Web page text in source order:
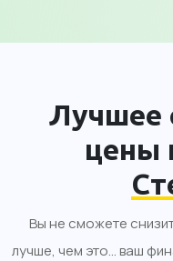
Лучшее
цены
Вы не сможете
лучше, чем это... ваш